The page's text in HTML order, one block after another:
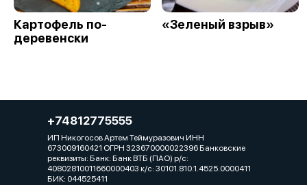
Картофель по-
деревенски
«Зеленый взрыв»
+74812775555
ИП Никогосов Артем Теймуразович ИНН
673009160421 ОГРН 323670000022396 Банковские
реквизиты: Банк: Банк ВТБ (ПАО) р/с:
40802810011660000403 к/с: 30101.810.1.4525.0000411
БИК: 044525411